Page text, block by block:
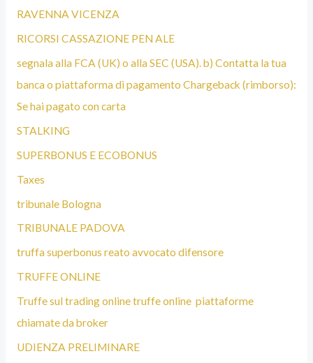
RAVENNA VICENZA
RICORSI CASSAZIONE PEN ALE
segnala alla FCA (UK) o alla SEC (USA). b) Contatta la tua
banca o piattaforma di pagamento Chargeback (rimborso):
Se hai pagato con carta
STALKING
SUPERBONUS E ECOBONUS
Taxes
tribunale Bologna
TRIBUNALE PADOVA
truffa superbonus reato avvocato difensore
TRUFFE ONLINE
Truffe sul trading online truffe online piattaforme
chiamate da broker
UDIENZA PRELIMINARE